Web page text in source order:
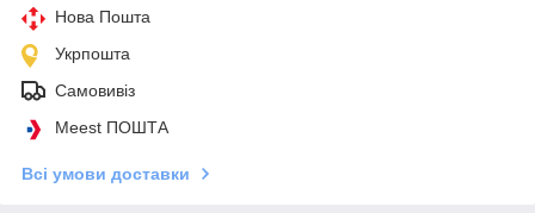
Нова Пошта
Укрпошта
Самовивіз
Meest ПОШТА
Всі умови доставки